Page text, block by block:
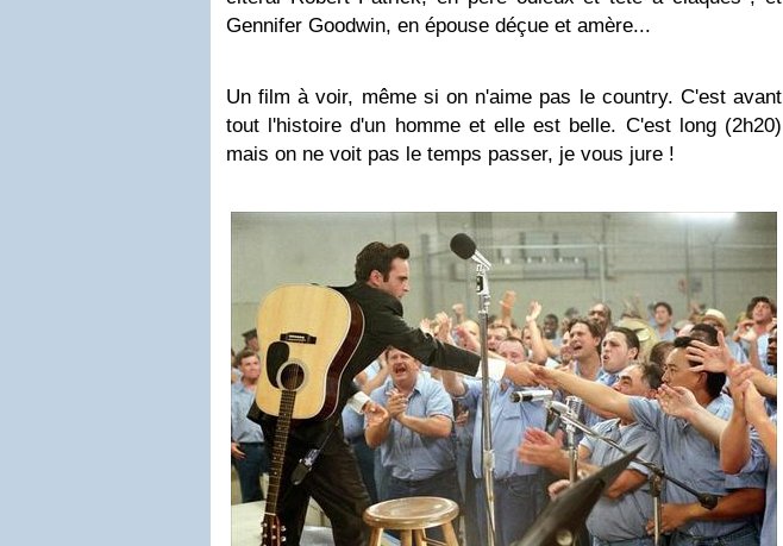
Gennifer Goodwin, en épouse déçue et amère...
Un film à voir, même si on n'aime pas le country. C'est avant
tout l'histoire d'un homme et elle est belle. C'est long (2h20)
mais on ne voit pas le temps passer, je vous jure !